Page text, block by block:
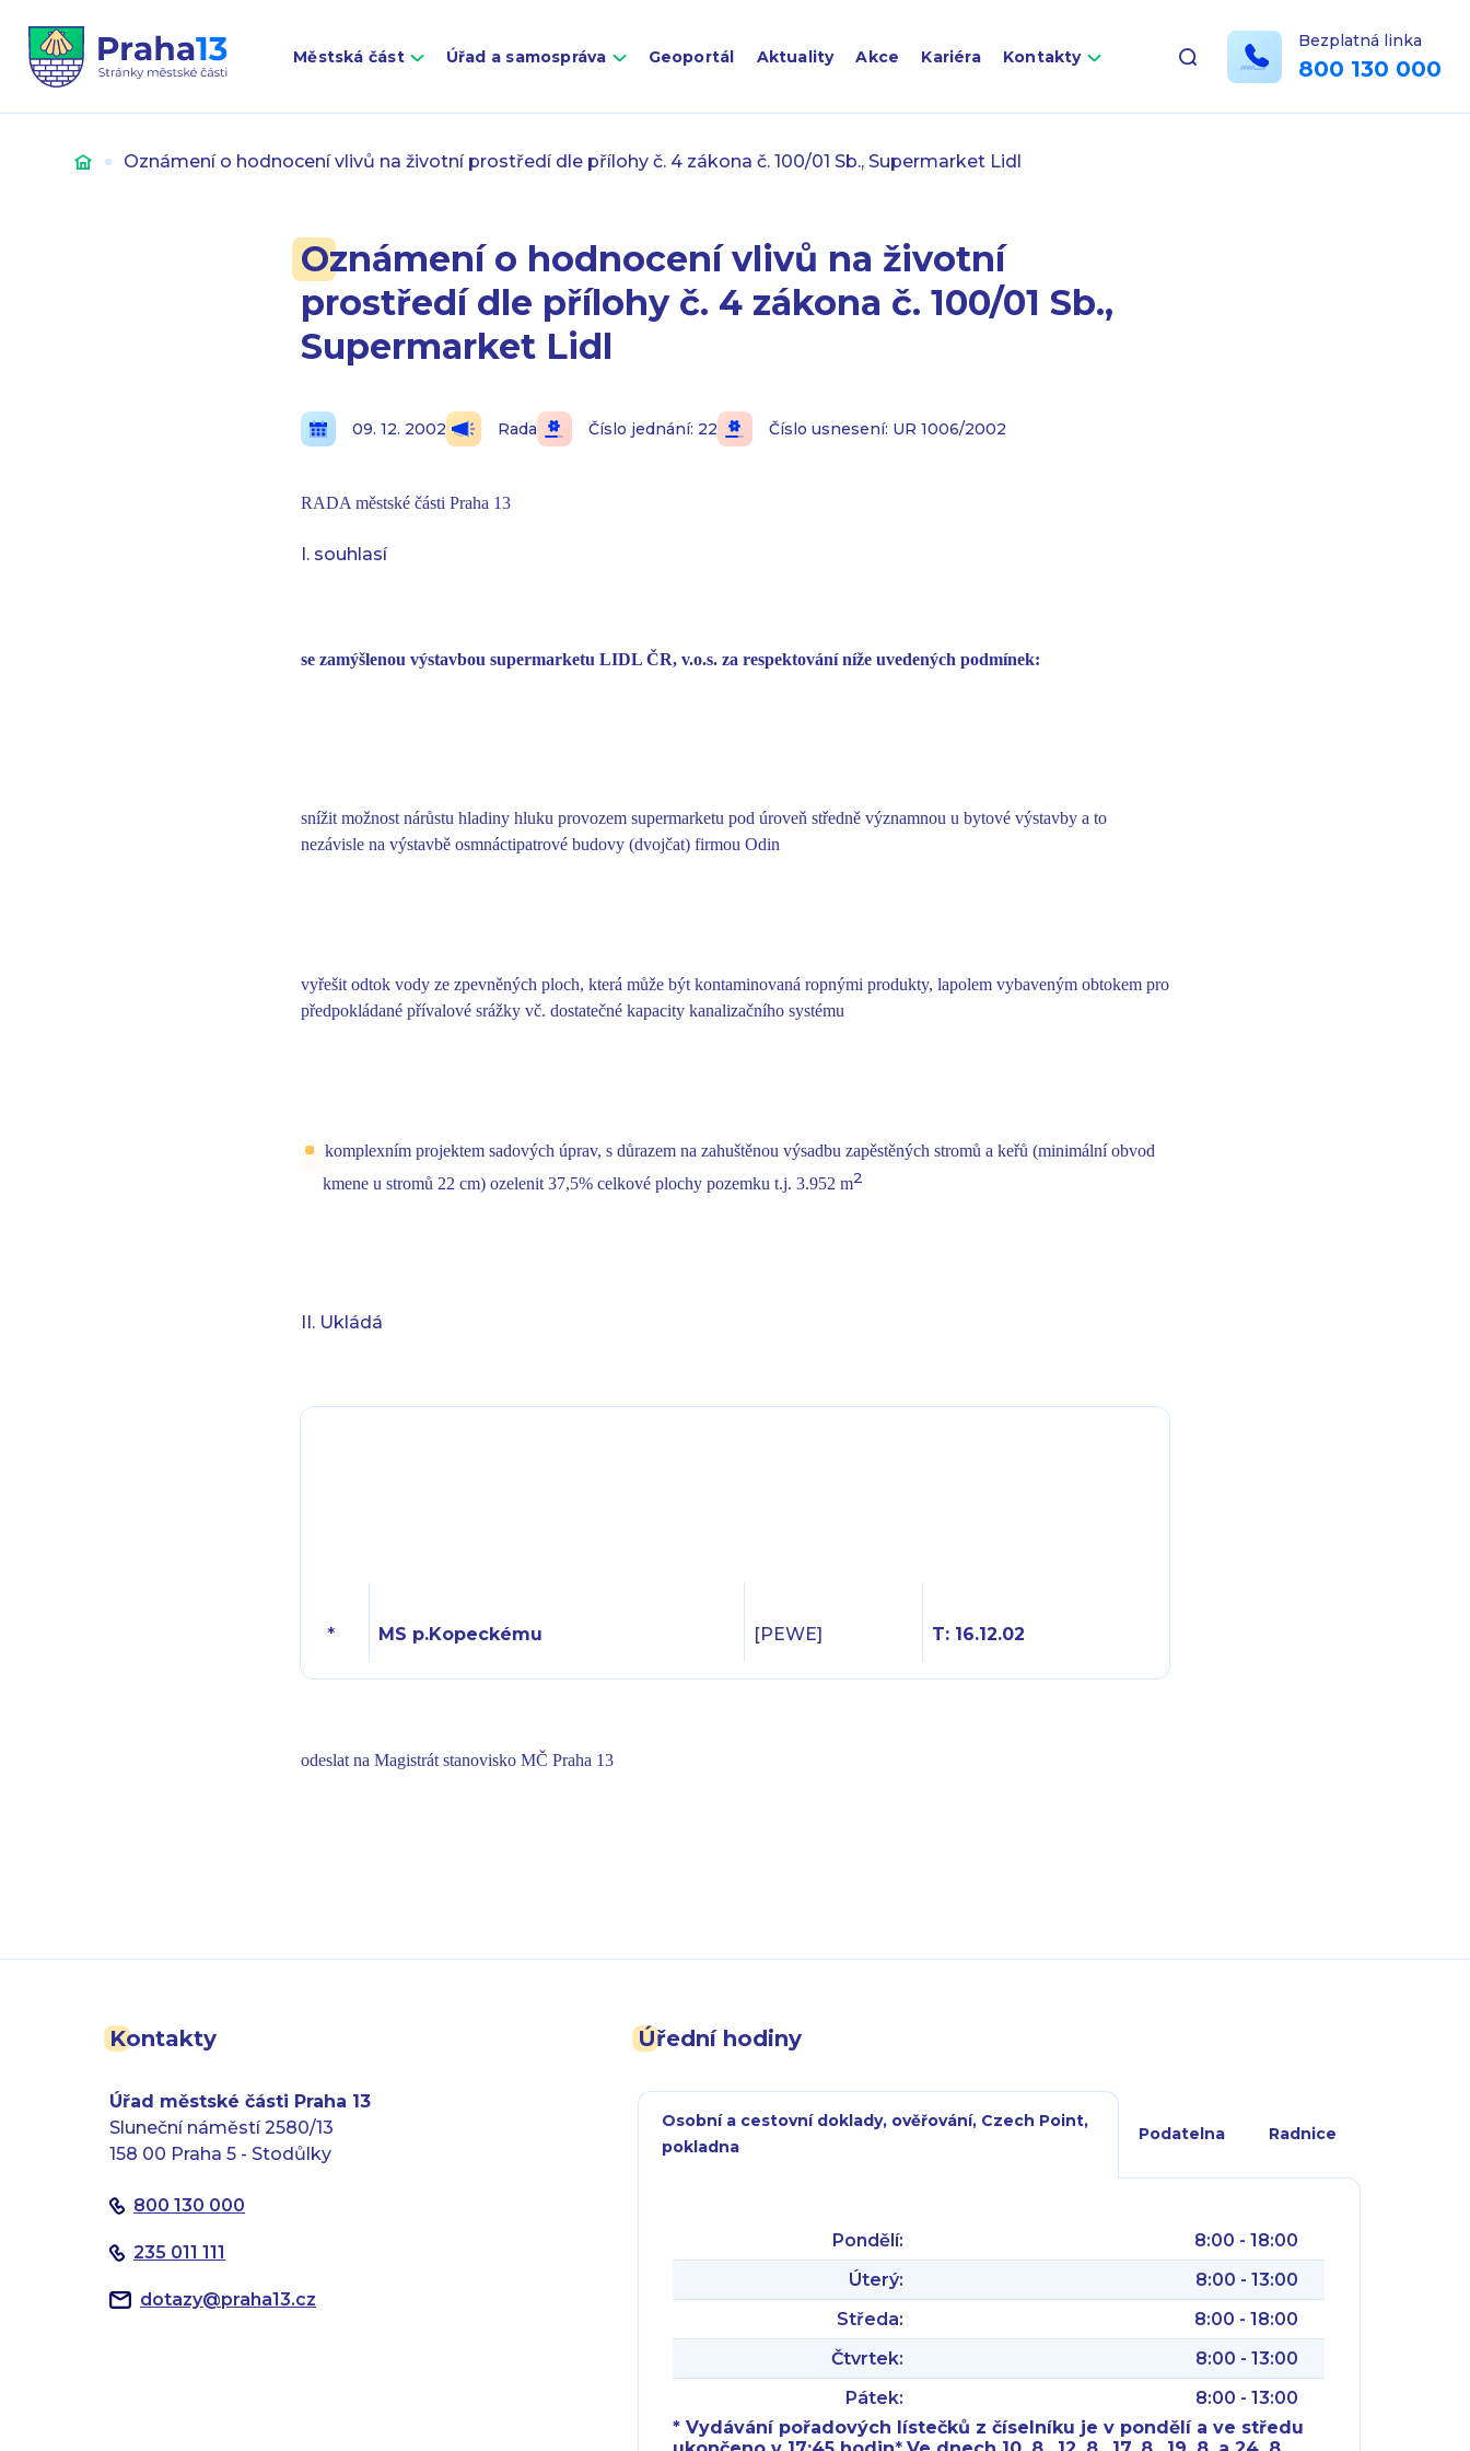
Městská část Úřad a samospráva Geoportál Aktuality Akce Kariéra Kontakty
Bezplatná linka
800 130 000
Úvod Oznámení o hodnocení vlivů na životní prostředí dle přílohy č. 4 zákona č. 100/01 Sb., Supermarket Lidl
Oznámení o hodnocení vlivů na životní
prostředí dle přílohy č. 4 zákona č. 100/01 Sb.,
Supermarket Lidl
09. 12. 2002 Rada Číslo jednání: 22 Číslo usnesení: UR 1006/2002
RADA městské části Praha 13
I. souhlasí
se zamýšlenou výstavbou supermarketu LIDL ČR, v.o.s. za respektování níže uvedených podmínek:
snížit možnost nárůstu hladiny hluku provozem supermarketu pod úroveň středně významnou u bytové výstavby a to
nezávisle na výstavbě osmnáctipatrové budovy (dvojčat) firmou Odin
vyřešit odtok vody ze zpevněných ploch, která může být kontaminovaná ropnými produkty, lapolem vybaveným obtokem pro
předpokládané přívalové srážky vč. dostatečné kapacity kanalizačního systému
komplexním projektem sadových úprav, s důrazem na zahuštěnou výsadbu zapěstěných stromů a keřů (minimální obvod
kmene u stromů 22 cm) ozelenit 37,5% celkové plochy pozemku t.j. 3.952 m2
II. Ukládá
* MS p.Kopeckému [PEWE] T: 16.12.02
odeslat na Magistrát stanovisko MČ Praha 13
Kontakty
Úřad městské části Praha 13
Sluneční náměstí 2580/13
158 00 Praha 5 - Stodůlky
800 130 000
235 011 111
dotazy@praha13.cz
Úřední hodiny
Osobní a cestovní doklady, ověřování, Czech Point,
pokladna
Podatelna Radnice
Pondělí:
8:00 - 18:00
Úterý:
8:00 - 13:00
Středa:
8:00 - 18:00
Čtvrtek:
8:00 - 13:00
Pátek:
8:00 - 13:00
* Vydávání pořadových lístečků z číselníku je v pondělí a ve středu